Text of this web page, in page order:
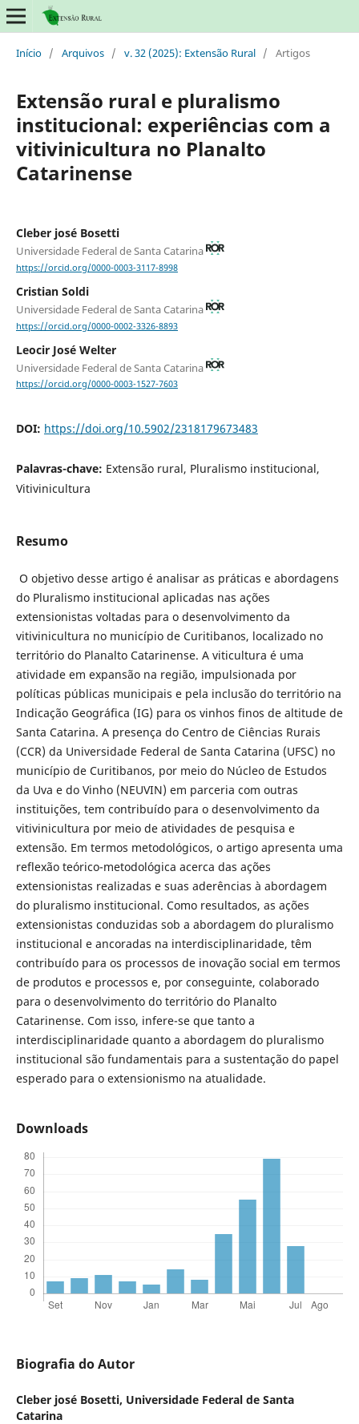
Início / Arquivos / v. 32 (2025): Extensão Rural / Artigos
Extensão rural e pluralismo
institucional: experiências com a
vitivinicultura no Planalto
Catarinense
Cleber josé Bosetti
Universidade Federal de Santa Catarina
https://orcid.org/0000-0003-3117-8998
Cristian Soldi
Universidade Federal de Santa Catarina
https://orcid.org/0000-0002-3326-8893
Leocir José Welter
Universidade Federal de Santa Catarina
https://orcid.org/0000-0003-1527-7603
DOI: https://doi.org/10.5902/2318179673483
Palavras-chave: Extensão rural, Pluralismo institucional,
Vitivinicultura
Resumo
O objetivo desse artigo é analisar as práticas e abordagens
do Pluralismo institucional aplicadas nas ações
extensionistas voltadas para o desenvolvimento da
vitivinicultura no município de Curitibanos, localizado no
território do Planalto Catarinense. A viticultura é uma
atividade em expansão na região, impulsionada por
políticas públicas municipais e pela inclusão do território na
Indicação Geográfica (IG) para os vinhos finos de altitude de
Santa Catarina. A presença do Centro de Ciências Rurais
(CCR) da Universidade Federal de Santa Catarina (UFSC) no
município de Curitibanos, por meio do Núcleo de Estudos
da Uva e do Vinho (NEUVIN) em parceria com outras
instituições, tem contribuído para o desenvolvimento da
vitivinicultura por meio de atividades de pesquisa e
extensão. Em termos metodológicos, o artigo apresenta uma
reflexão teórico-metodológica acerca das ações
extensionistas realizadas e suas aderências à abordagem
do pluralismo institucional. Como resultados, as ações
extensionistas conduzidas sob a abordagem do pluralismo
institucional e ancoradas na interdisciplinaridade, têm
contribuído para os processos de inovação social em termos
de produtos e processos e, por conseguinte, colaborado
para o desenvolvimento do território do Planalto
Catarinense. Com isso, infere-se que tanto a
interdisciplinaridade quanto a abordagem do pluralismo
institucional são fundamentais para a sustentação do papel
esperado para o extensionismo na atualidade.
Downloads
Biografia do Autor
Cleber josé Bosetti, Universidade Federal de Santa
Catarina